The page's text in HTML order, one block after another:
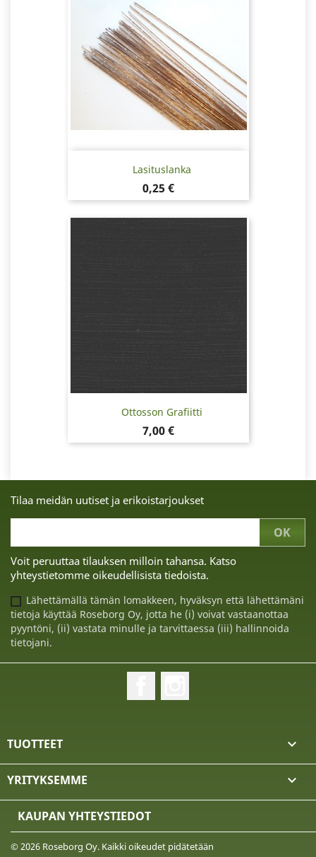
Lasituslanka
Hinta
0,25 €
Ottosson Grafiitti
Hinta
7,00 €
Tilaa meidän uutiset ja erikoistarjoukset
Voit peruuttaa tilauksen milloin tahansa. Katso
yhteystietomme oikeudellisista tiedoista.
Lähettämällä tämän lomakkeen, hyväksyn että lähettämäni
tietoja käyttää Roseborg Oy, jotta he (i) voivat vastaanottaa
pyyntöni, (ii) vastata minulle ja tarvittaessa (iii) hallinnoida
tietojani.
TUOTTEET 
YRITYKSEMME 
KAUPAN YHTEYSTIEDOT
© 2026 Roseborg Oy. Kaikki oikeudet pidätetään